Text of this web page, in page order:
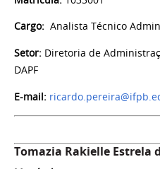
Cargo: Analista Técnico
Setor: Diretoria de
DAPF
E-mail:
Tomazia Rakielle Estrela